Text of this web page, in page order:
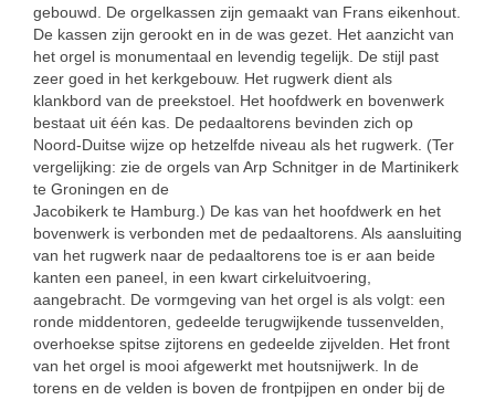
gebouwd. De orgelkassen zijn gemaakt van Frans eikenhout.
De kassen zijn gerookt en in de was gezet. Het aanzicht van
het orgel is monumentaal en levendig tegelijk. De stijl past
zeer goed in het kerkgebouw. Het rugwerk dient als
klankbord van de preekstoel. Het hoofdwerk en bovenwerk
bestaat uit één kas. De pedaaltorens bevinden zich op
Noord-Duitse wijze op hetzelfde niveau als het rugwerk. (Ter
vergelijking: zie de orgels van Arp Schnitger in de Martinikerk
te Groningen en de
Jacobikerk te Hamburg.) De kas van het hoofdwerk en het
bovenwerk is verbonden met de pedaaltorens. Als aansluiting
van het rugwerk naar de pedaaltorens toe is er aan beide
kanten een paneel, in een kwart cirkeluitvoering,
aangebracht. De vormgeving van het orgel is als volgt: een
ronde middentoren, gedeelde terugwijkende tussenvelden,
overhoekse spitse zijtorens en gedeelde zijvelden. Het front
van het orgel is mooi afgewerkt met houtsnijwerk. In de
torens en de velden is boven de frontpijpen en onder bij de